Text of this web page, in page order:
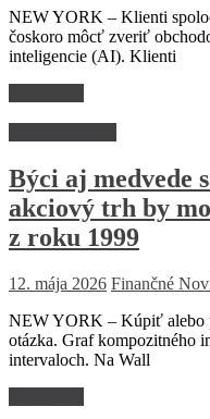
NEW YORK – Klienti
čoskoro môcť zveriť
inteligencie (AI). Klienti
Býci aj medvede
akciový trh by
z roku 1999
12. mája 2026 Finančné
NEW YORK – Kúpiť alebo
otázka. Graf kompozitného
intervaloch. Na Wall